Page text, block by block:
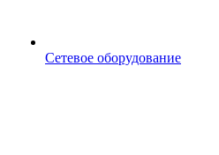
Сетевое оборудование